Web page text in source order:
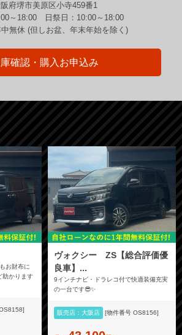
府堺市美原区小寺459番1
～18:00 日祭日：10:00～18:00
無休 (但しお盆、年末年始を除く)
確認・購入お申込み
お財布に
助かります
ヴォクシー ZS【総合評価優
良車】...
9インチナビ・ドラレコ付で快適装備充実
の一台です😎✨
販売店：大阪店 [物件番号 OS8156]